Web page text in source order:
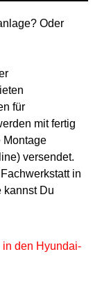
Oder
für
mit fertig
Montage
versendet.
in
kannst Du
den Hyundai-